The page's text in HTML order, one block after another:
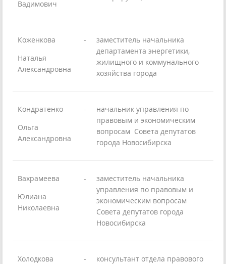
Вадимович
Коженкова
Наталья
Александровна
-
заместитель начальника
департамента энергетики,
жилищного и коммунального
хозяйства города
Кондратенко
Ольга
Александровна
-
начальник управления по
правовым и экономическим
вопросам Совета депутатов
города Новосибирска
Вахрамеева
Юлиана
Николаевна
-
заместитель начальника
управления по правовым и
экономическим вопросам
Совета депутатов города
Новосибирска
Холодкова
-
консультант отдела правового